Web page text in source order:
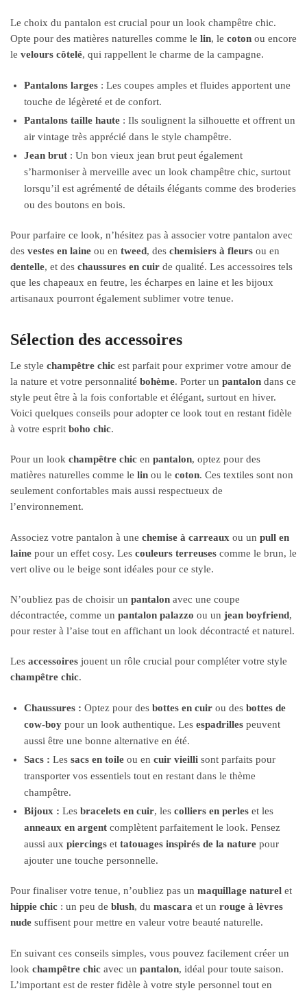
Le choix du pantalon est crucial pour un look champêtre chic.
Opte pour des matières naturelles comme le lin, le coton ou encore
le velours côtelé, qui rappellent le charme de la campagne.
Pantalons larges : Les coupes amples et fluides apportent une
touche de légèreté et de confort.
Pantalons taille haute : Ils soulignent la silhouette et offrent un
air vintage très apprécié dans le style champêtre.
Jean brut : Un bon vieux jean brut peut également
s’harmoniser à merveille avec un look champêtre chic, surtout
lorsqu’il est agrémenté de détails élégants comme des broderies
ou des boutons en bois.
Pour parfaire ce look, n’hésitez pas à associer votre pantalon avec
des vestes en laine ou en tweed, des chemisiers à fleurs ou en
dentelle, et des chaussures en cuir de qualité. Les accessoires tels
que les chapeaux en feutre, les écharpes en laine et les bijoux
artisanaux pourront également sublimer votre tenue.
Sélection des accessoires
Le style champêtre chic est parfait pour exprimer votre amour de
la nature et votre personnalité bohème. Porter un pantalon dans ce
style peut être à la fois confortable et élégant, surtout en hiver.
Voici quelques conseils pour adopter ce look tout en restant fidèle
à votre esprit boho chic.
Pour un look champêtre chic en pantalon, optez pour des
matières naturelles comme le lin ou le coton. Ces textiles sont non
seulement confortables mais aussi respectueux de
l’environnement.
Associez votre pantalon à une chemise à carreaux ou un pull en
laine pour un effet cosy. Les couleurs terreuses comme le brun, le
vert olive ou le beige sont idéales pour ce style.
N’oubliez pas de choisir un pantalon avec une coupe
décontractée, comme un pantalon palazzo ou un jean boyfriend,
pour rester à l’aise tout en affichant un look décontracté et naturel.
Les accessoires jouent un rôle crucial pour compléter votre style
champêtre chic.
Chaussures : Optez pour des bottes en cuir ou des bottes de
cow-boy pour un look authentique. Les espadrilles peuvent
aussi être une bonne alternative en été.
Sacs : Les sacs en toile ou en cuir vieilli sont parfaits pour
transporter vos essentiels tout en restant dans le thème
champêtre.
Bijoux : Les bracelets en cuir, les colliers en perles et les
anneaux en argent complètent parfaitement le look. Pensez
aussi aux piercings et tatouages inspirés de la nature pour
ajouter une touche personnelle.
Pour finaliser votre tenue, n’oubliez pas un maquillage naturel et
hippie chic : un peu de blush, du mascara et un rouge à lèvres
nude suffisent pour mettre en valeur votre beauté naturelle.
En suivant ces conseils simples, vous pouvez facilement créer un
look champêtre chic avec un pantalon, idéal pour toute saison.
L’important est de rester fidèle à votre style personnel tout en